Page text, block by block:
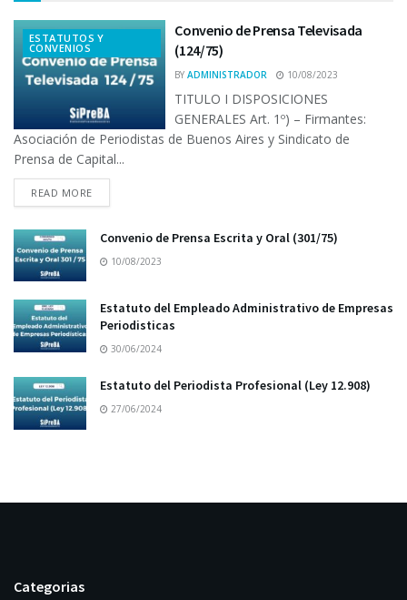
ESTATUTOS Y
CONVENIOS
Convenio de Prensa Televisada
(124/75)
BY ADMINISTRADOR 10/08/2023
TITULO I DISPOSICIONES
GENERALES Art. 1º) – Firmantes:
Asociación de Periodistas de Buenos Aires y Sindicato de
Prensa de Capital...
READ MORE
Convenio de Prensa Escrita y Oral (301/75)
10/08/2023
Estatuto del Empleado Administrativo de Empresas
Periodisticas
30/06/2024
Estatuto del Periodista Profesional (Ley 12.908)
27/06/2024
Categorias